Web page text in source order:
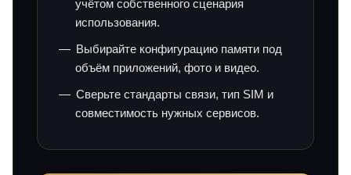
учётом собственного сценария
использования.
Выбирайте конфигурацию памяти под
объём приложений, фото и видео.
Сверьте стандарты связи, тип SIM и
совместимость нужных сервисов.